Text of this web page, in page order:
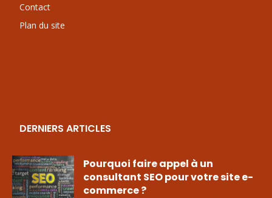
Contact
Plan du site
DERNIERS ARTICLES
Pourquoi faire appel à un
consultant SEO pour votre site e-
commerce ?